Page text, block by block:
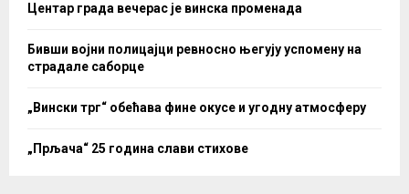
Центар града вечерас је винска променада
Бивши војни полицајци ревносно његују успомену на
страдале саборце
„Вински трг“ обећава фине окусе и угодну атмосферу
„Прљача“ 25 година слави стихове